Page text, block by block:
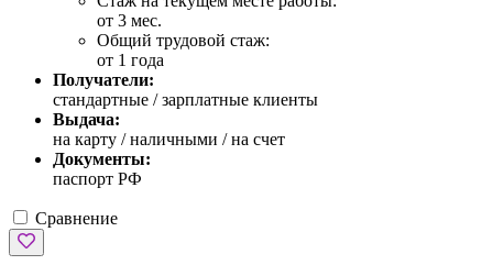
от 3 мес.
Общий трудовой стаж:
от 1 года
Получатели:
стандартные / зарплатные клиенты
Выдача:
на карту / наличными / на счет
Документы:
паспорт РФ
Сравнение